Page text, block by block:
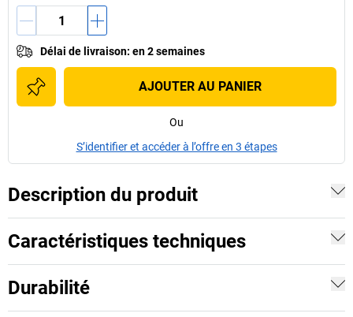
Délai de livraison: en 2 semaines
AJOUTER AU PANIER
Ou
S’identifier et accéder à l’offre en 3 étapes
Description du produit
Caractéristiques techniques
Durabilité